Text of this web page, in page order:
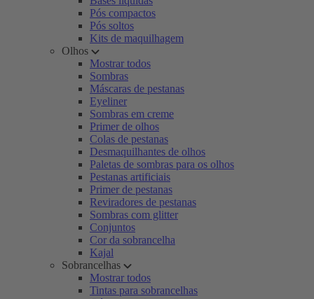
Pós compactos
Pós soltos
Kits de maquilhagem
Olhos
Mostrar todos
Sombras
Máscaras de pestanas
Eyeliner
Sombras em creme
Primer de olhos
Colas de pestanas
Desmaquilhantes de olhos
Paletas de sombras para os olhos
Pestanas artificiais
Primer de pestanas
Reviradores de pestanas
Sombras com glitter
Conjuntos
Cor da sobrancelha
Kajal
Sobrancelhas
Mostrar todos
Tintas para sobrancelhas